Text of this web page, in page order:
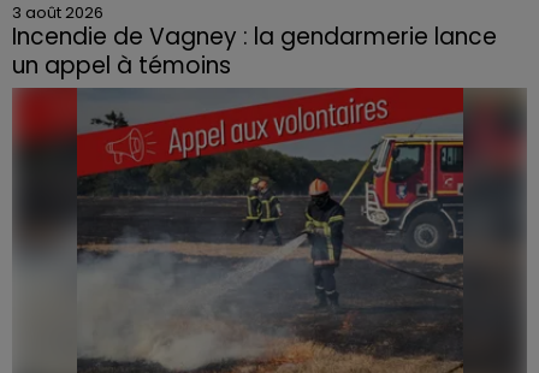
3 août 2026
Incendie de Vagney : la gendarmerie lance
un appel à témoins
Le feu, parti d'une haie avant de se propager au
quartier résidentiel, avait détruit deux habitations et
contraint à l'évacuation d'une centaine de personnes.